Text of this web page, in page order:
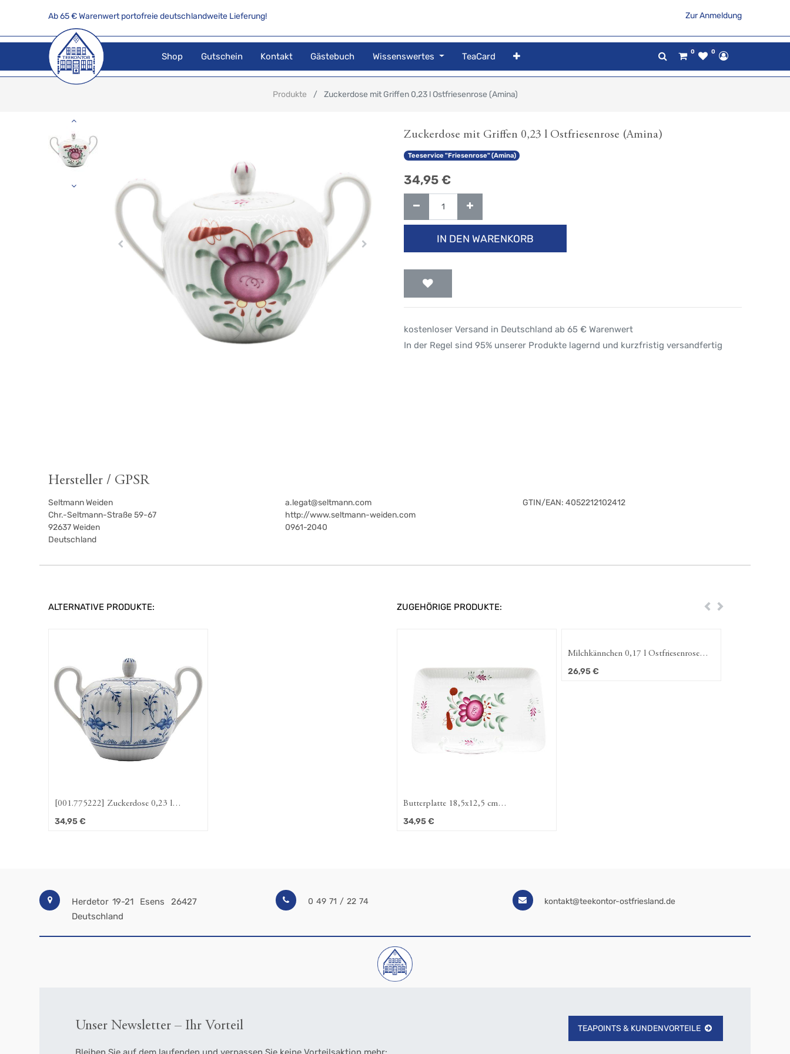
Ab 65 € Warenwert portofreie deutschlandweite Lieferung! Zur Anmeldung
Shop Gutschein Kontakt Gästebuch Wissenswertes TeaCard 0 0
Produkte Zuckerdose mit Griffen 0,23 l Ostfriesenrose (Amina)
Zuckerdose mit Griffen 0,23 l Ostfriesenrose (Amina)
Teeservice "Friesenrose" (Amina)
34,95 €
IN DEN WARENKORB
kostenloser Versand in Deutschland ab 65 € Warenwert
In der Regel sind 95% unserer Produkte lagernd und kurzfristig versandfertig
Hersteller / GPSR
Seltmann Weiden
Chr.-Seltmann-Straße 59-67
92637Weiden
Deutschland
a.legat@seltmann.com
http://www.seltmann-weiden.com
0961-2040
GTIN/EAN: 4052212102412
ALTERNATIVE PRODUKTE:
[001.775222] Zuckerdose 0,23 l
Strohblume (Amina) m. Griff
34,95€
ZUGEHÖRIGE PRODUKTE: ZurückWeiter
Butterplatte 18,5x12,5 cm
Ostfriesenrose (Amina)
34,95€
Milchkännchen 0,17 l Ostfriesenrose
(Amina)
26,95€
Herdetor 19-21 Esens
26427
Deutschland
0 49 71 / 22 74 kontakt@teekontor-ostfriesland.de
Unser Newsletter – Ihr Vorteil TEAPOINTS & KUNDENVORTEILE